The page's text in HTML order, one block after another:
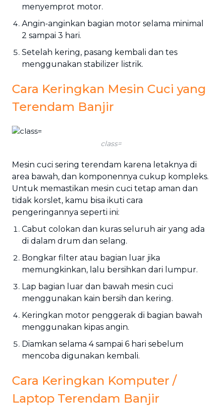
menyemprot motor.
Angin-anginkan bagian motor selama minimal
2 sampai 3 hari.
Setelah kering, pasang kembali dan tes
menggunakan stabilizer listrik.
Cara Keringkan Mesin Cuci yang
Terendam Banjir
class=
Mesin cuci sering terendam karena letaknya di
area bawah, dan komponennya cukup kompleks.
Untuk memastikan mesin cuci tetap aman dan
tidak korslet, kamu bisa ikuti cara
pengeringannya seperti ini:
Cabut colokan dan kuras seluruh air yang ada
di dalam drum dan selang.
Bongkar filter atau bagian luar jika
memungkinkan, lalu bersihkan dari lumpur.
Lap bagian luar dan bawah mesin cuci
menggunakan kain bersih dan kering.
Keringkan motor penggerak di bagian bawah
menggunakan kipas angin.
Diamkan selama 4 sampai 6 hari sebelum
mencoba digunakan kembali.
Cara Keringkan Komputer /
Laptop Terendam Banjir